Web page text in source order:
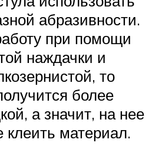
абразивности.
при помощи
наждачки и
то
более
а значит, на нее
клеить материал.